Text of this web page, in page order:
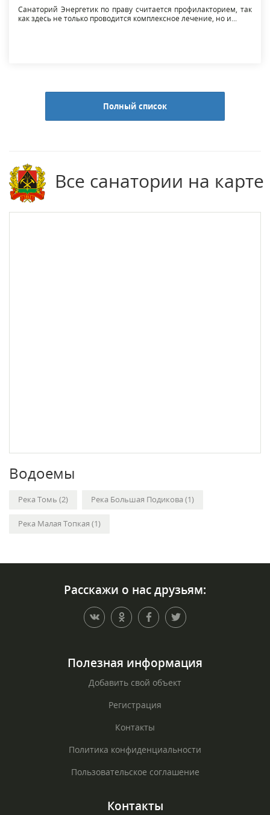
Санаторий Энергетик по праву считается профилакторием, так
как здесь не только проводится комплексное лечение, но и...
Полный список
Все санатории на карте
Водоемы
Река Томь (2) Река Большая Подикова (1)
Река Малая Топкая (1)
Расскажи о нас друзьям:
Полезная информация
Добавить свой объект
Регистрация
Контакты
Политика конфиденциальности
Пользовательское соглашение
Контакты